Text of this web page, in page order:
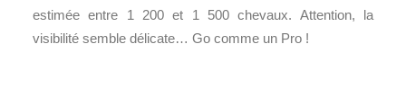
estimée entre 1 200 et 1 500 chevaux. Attention, la
visibilité semble délicate… Go comme un Pro !